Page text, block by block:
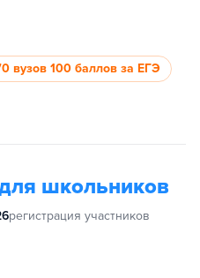
вузов 100 баллов за ЕГЭ
школьников
регистрация участников